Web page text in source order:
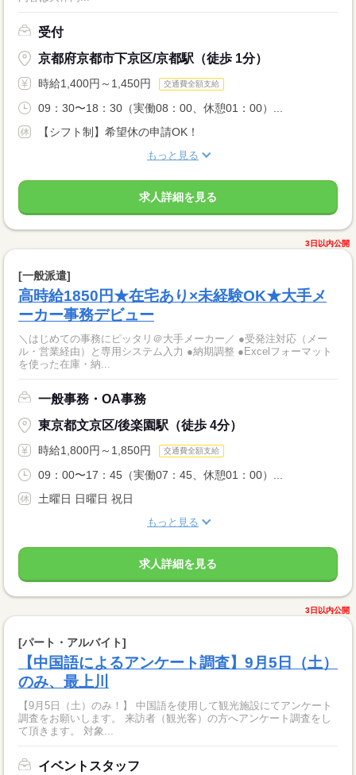
受付
京都府京都市下京区/京都駅（徒歩 1分）
時給1,400円～1,450円 交通費全額支給
09：30〜18：30（実働08：00、休憩01：00）...
【シフト制】希望休の申請OK！
もっと見る
求人詳細を見る
3日以内公開
[一般派遣]
高時給1850円★在宅あり×未経験OK★大手メ
ーカー事務デビュー
＼はじめての事務にピッタリ＠大手メーカー／ ●受発注対応（メー
ル・営業経由）と専用システム入力 ●納期調整 ●Excelフォーマット
を使った在庫・納...
一般事務・OA事務
東京都文京区/後楽園駅（徒歩 4分）
時給1,800円～1,850円 交通費全額支給
09：00〜17：45（実働07：45、休憩01：00）...
土曜日 日曜日 祝日
もっと見る
求人詳細を見る
3日以内公開
[パート・アルバイト]
【中国語によるアンケート調査】9月5日（土）
のみ、最上川
【9月5日（土）のみ！】 中国語を使用して観光施設にてアンケート
調査をお願いします。 来訪者（観光客）の方へアンケート調査をし
て頂きます。 対象...
イベントスタッフ